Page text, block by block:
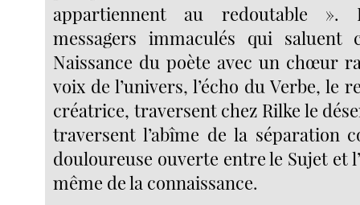
appartiennent au redoutable ».
messagers immaculés qui saluent
Naissance du poète avec un chœur
voix de l’univers, l’écho du Verbe, le
créatrice, traversent chez Rilke le
traversent l’abîme de la séparation
douloureuse ouverte entre le Sujet et
même de la connaissance.